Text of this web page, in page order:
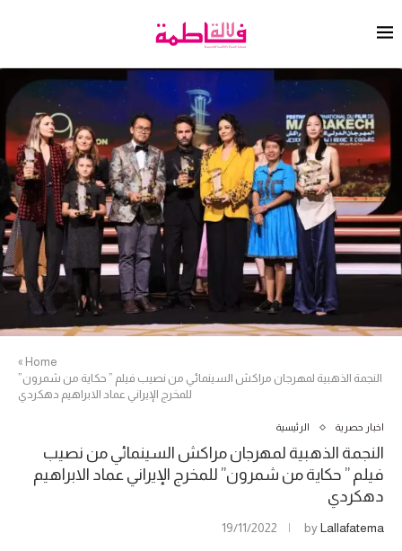
Home
»
النجمة الذهبية لمهرجان مراكش السينمائي من نصيب فيلم ” حكاية من شمرون”
للمخرج الإيراني عماد الابراهيم دهكردي
اخبار حصرية الرئيسية
النجمة الذهبية لمهرجان مراكش السينمائي من نصيب
فيلم ” حكاية من شمرون” للمخرج الإيراني عماد الابراهيم
دهكردي
byLallafatema
19/11/2022